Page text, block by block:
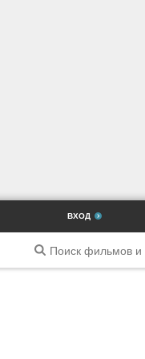
ВХОД